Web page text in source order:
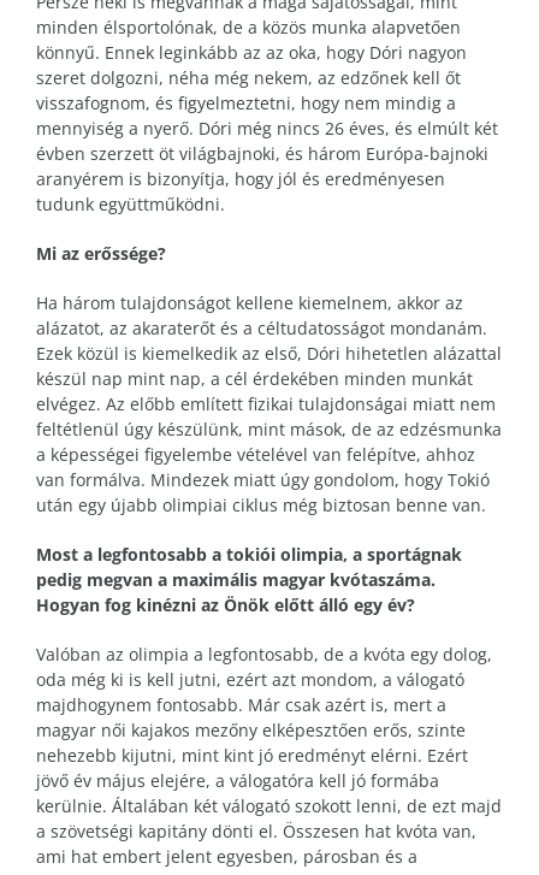
minden élsportolónak, de a közös munka alapvetően
könnyű. Ennek leginkább az az oka, hogy Dóri nagyon
szeret dolgozni, néha még nekem, az edzőnek kell őt
visszafognom, és figyelmeztetni, hogy nem mindig a
mennyiség a nyerő. Dóri még nincs 26 éves, és elmúlt két
évben szerzett öt világbajnoki, és három Európa-bajnoki
aranyérem is bizonyítja, hogy jól és eredményesen
tudunk együttműködni.
Mi az erőssége?
Ha három tulajdonságot kellene kiemelnem, akkor az
alázatot, az akaraterőt és a céltudatosságot mondanám.
Ezek közül is kiemelkedik az első, Dóri hihetetlen alázattal
készül nap mint nap, a cél érdekében minden munkát
elvégez. Az előbb említett fizikai tulajdonságai miatt nem
feltétlenül úgy készülünk, mint mások, de az edzésmunka
a képességei figyelembe vételével van felépítve, ahhoz
van formálva. Mindezek miatt úgy gondolom, hogy Tokió
után egy újabb olimpiai ciklus még biztosan benne van.
Most a legfontosabb a tokiói olimpia, a sportágnak
pedig megvan a maximális magyar kvótaszáma.
Hogyan fog kinézni az Önök előtt álló egy év?
Valóban az olimpia a legfontosabb, de a kvóta egy dolog,
oda még ki is kell jutni, ezért azt mondom, a válogató
majdhogynem fontosabb. Már csak azért is, mert a
magyar női kajakos mezőny elképesztően erős, szinte
nehezebb kijutni, mint kint jó eredményt elérni. Ezért
jövő év május elejére, a válogatóra kell jó formába
kerülnie. Általában két válogató szokott lenni, de ezt majd
a szövetségi kapitány dönti el. Összesen hat kvóta van,
ami hat embert jelent egyesben, párosban és a